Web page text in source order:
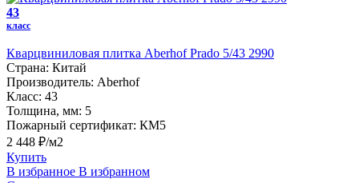
43
класс
Кварцвиниловая плитка Aberhof Prado 5/43 2990
Страна: Китай
Производитель: Aberhof
Класс: 43
Толщина, мм: 5
Пожарный сертификат: КМ5
2 448 ₽/м2
Купить
В избранное В избранном